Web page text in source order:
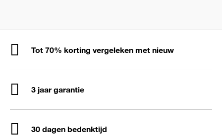
Tot 70% korting vergeleken met nieuw
3 jaar garantie
30 dagen bedenktijd